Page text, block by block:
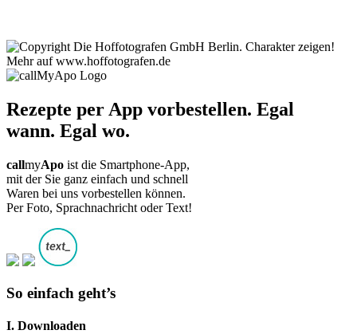
Rezepte per App vorbestellen. Egal
wann. Egal wo.
callmyApo ist die Smartphone-App,
mit der Sie ganz einfach und schnell
Waren bei uns vorbestellen können.
Per Foto, Sprachnachricht oder Text!
So einfach geht’s
I. Downloaden